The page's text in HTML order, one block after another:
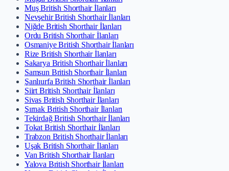
Muş British Shorthair İlanları
Nevşehir British Shorthair İlanları
Niğde British Shorthair İlanları
Ordu British Shorthair İlanları
Osmaniye British Shorthair İlanları
Rize British Shorthair İlanları
Sakarya British Shorthair İlanları
Samsun British Shorthair İlanları
Şanlıurfa British Shorthair İlanları
Siirt British Shorthair İlanları
Sivas British Shorthair İlanları
Şırnak British Shorthair İlanları
Tekirdağ British Shorthair İlanları
Tokat British Shorthair İlanları
Trabzon British Shorthair İlanları
Uşak British Shorthair İlanları
Van British Shorthair İlanları
Yalova British Shorthair İlanları